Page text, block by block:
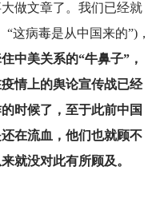
做文章了。我们已经就
这病毒是从中国来的”)，
中美关系的“牛鼻子”，
情上的舆论宣传战已经
时候了，至于此前中国
在流血，他们也就顾不
就没对此有所顾及。